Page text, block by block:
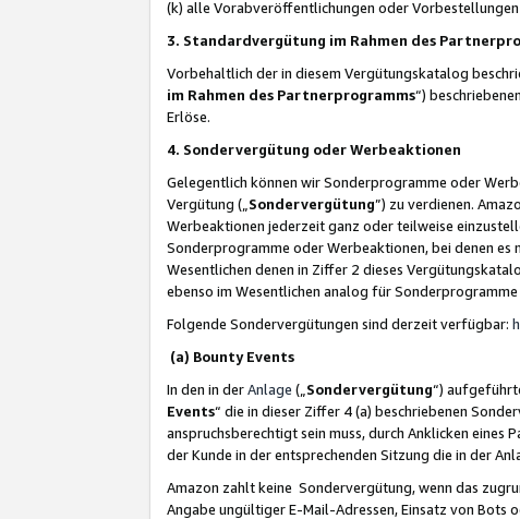
(k) alle Vorabveröffentlichungen oder
3. Standardvergütung im Rahmen des
Vorbehaltlich der in diesem Vergütungskatalog
im Rahmen des Partnerprogramms“)
Erlöse.
4. Sondervergütung oder Werbeaktionen
Gelegentlich können wir Sonderprogramme oder
Vergütung („ Sondervergütung”) zu verdienen.
Werbeaktionen jederzeit ganz oder teilweise
Sonderprogramme oder Werbeaktionen, bei denen
Wesentlichen denen in Ziffer 2 dieses
ebenso im Wesentlichen analog für
Folgende Sondervergütungen sind derzeit verfügbar:
(a) Bounty Events
In den in derAnlage („ Sondervergütung“)
Events“ die in dieser Ziffer 4 (a) beschriebenen
anspruchsberechtigt sein muss, durch Anklicken
der Kunde in der entsprechenden Sitzung die in der
Amazon zahlt keine Sondervergütung, wenn das
Angabe ungültiger E-Mail-Adressen, Einsatz von Bots